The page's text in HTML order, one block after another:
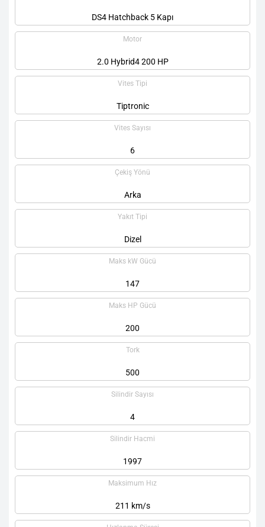
DS4 Hatchback 5 Kapı
Motor
2.0 Hybrid4 200 HP
Vites Tipi
Tiptronic
Vites Sayısı
6
Çekiş Yönü
Arka
Yakıt Tipi
Dizel
Maks kW Gücü
147
Maks HP Gücü
200
Tork
500
Silindir Sayısı
4
Silindir Hacmi
1997
Maksimum Hız
211 km/s